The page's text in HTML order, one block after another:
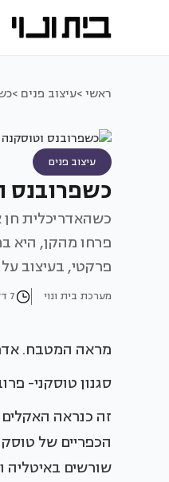
ראשי >עיצוב פנים >
עיצוב פנים
כשפרובנס
כשהאדריכלית חן
פרחו מהקן, היא
פרקטי, בעיצוב על
מערכת בית ונוי 7 דקות קריאה
מראה המטבח.
סגנון טוסקני-
זה כנראה
הכפריים של
שורשים באיטליה